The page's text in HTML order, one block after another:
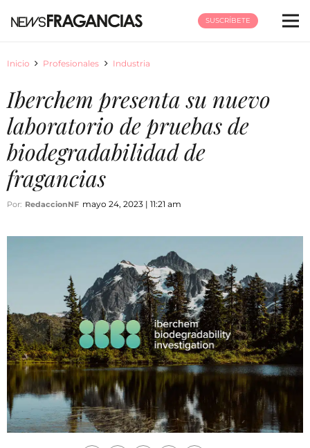
SUSCRÍBETE
Inicio Profesionales Industria
Iberchem presenta su nuevo
laboratorio de pruebas de
biodegradabilidad de
fragancias
Por: RedaccionNF mayo 24, 2023 | 11:21 am